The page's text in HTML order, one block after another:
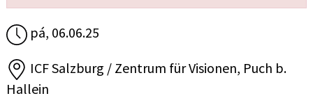
pá, 06.06.25
ICF Salzburg / Zentrum für Visionen, Puch b.
Hallein